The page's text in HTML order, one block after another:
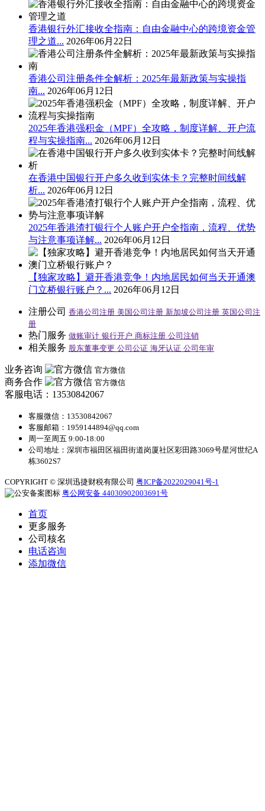
香港银行外汇接收全指南：自由金融中心的跨境资金管
理之道... 2026年06月22日
香港公司注册条件全解析：2025年最新政策与实操指
南... 2026年06月12日
2025年香港强积金（MPF）全攻略，制度详解、开户流
程与实操指南... 2026年06月12日
在香港中国银行开户多久收到实体卡？完整时间线解
析... 2026年06月12日
2025年香港渣打银行个人账户开户全指南，流程、优势
与注意事项详解... 2026年06月12日
【独家攻略】避开香港竞争！内地居民如何当天开通澳
门立桥银行账户？... 2026年06月12日
注册公司 香港公司注册 美国公司注册 新加坡公司注册 英国公司注
册
热门服务 做账审计 银行开户 商标注册 公司注销
相关服务 股东董事变更 公司公证 海牙认证 公司年审
业务咨询 官方微信
商务合作 官方微信
客服电话：13530842067
客服微信：13530842067
客服邮箱：1959144894@qq.com
周一至周五 9:00-18:00
公司地址：深圳市福田区福田街道岗厦社区彩田路3069号星河世纪A
栋3602S7
COPYRIGHT © 深圳迅捷财税有限公司 粤ICP备2022029041号-1
粤公网安备 44030902003691号
首页
更多服务
公司核名
电话咨询
添加微信